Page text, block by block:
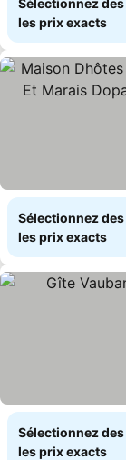
Sélectionnez
les prix exacts
Sélectionnez
les prix exacts
Sélectionnez
les prix exacts